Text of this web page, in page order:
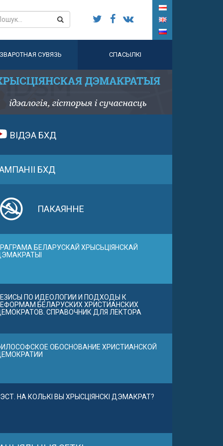
ЗВАРОТНАЯ СУВЯЗЬ СПАСЫЛКІ
ВІДЭА БХД
БХД
ПАКАЯННЕ
БЕЛАРУСКАЙ ХРЫСЬЦІЯНСКАЙ
ПО ИДЕОЛОГИИ И ПОДХОДЫ К
БЕЛАРУСКИХ ХРИСТИАНСКИХ
СПРАВОЧНИК ДЛЯ ЛЕКТОРА
ОБОСНОВАНИЕ ХРИСТИАНСКОЙ
НА КОЛЬКІ ВЫ ХРЫСЦІЯНСКІ ДЭМАКРАТ?